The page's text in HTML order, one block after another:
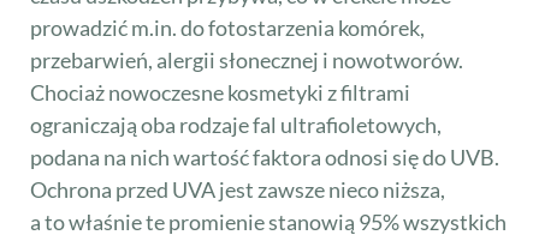
prowadzić m.in. do fotostarzenia komórek,
przebarwień, alergii słonecznej i nowotworów.
Chociaż nowoczesne kosmetyki z filtrami
ograniczają oba rodzaje fal ultrafioletowych,
podana na nich wartość faktora odnosi się do UVB.
Ochrona przed UVA jest zawsze nieco niższa,
a to właśnie te promienie stanowią 95% wszystkich